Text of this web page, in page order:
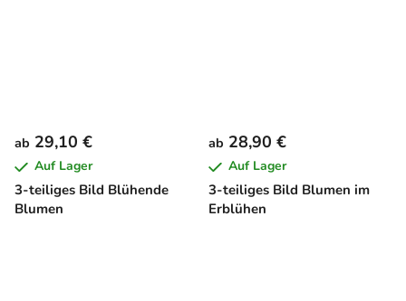
3-teiliges Bild Blühende
Blumen
ab 29,10 €
Auf Lager
3-teiliges Bild Blumen im
Erblühen
ab 28,90 €
Auf Lager